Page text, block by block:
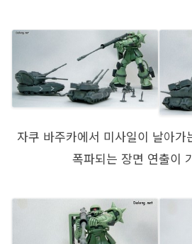
자쿠 바주카에서 미사일이 날아
폭파되는 장면 연출이